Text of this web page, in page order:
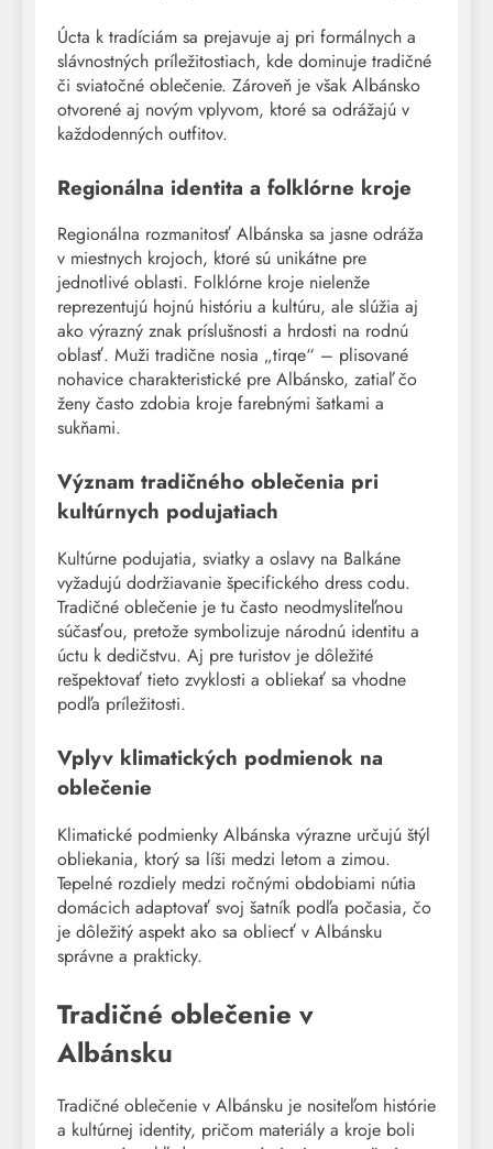
Úcta k tradíciám sa prejavuje aj pri formálnych a
slávnostných príležitostiach, kde dominuje tradičné
či sviatočné oblečenie. Zároveň je však Albánsko
otvorené aj novým vplyvom, ktoré sa odrážajú v
každodenných outfitov.
Regionálna identita a folklórne kroje
Regionálna rozmanitosť Albánska sa jasne odráža
v miestnych krojoch, ktoré sú unikátne pre
jednotlivé oblasti. Folklórne kroje nielenže
reprezentujú hojnú históriu a kultúru, ale slúžia aj
ako výrazný znak príslušnosti a hrdosti na rodnú
oblasť. Muži tradične nosia „tirqe“ – plisované
nohavice charakteristické pre Albánsko, zatiaľ čo
ženy často zdobia kroje farebnými šatkami a
sukňami.
Význam tradičného oblečenia pri
kultúrnych podujatiach
Kultúrne podujatia, sviatky a oslavy na Balkáne
vyžadujú dodržiavanie špecifického dress codu.
Tradičné oblečenie je tu často neodmysliteľnou
súčasťou, pretože symbolizuje národnú identitu a
úctu k dedičstvu. Aj pre turistov je dôležité
rešpektovať tieto zvyklosti a obliekať sa vhodne
podľa príležitosti.
Vplyv klimatických podmienok na
oblečenie
Klimatické podmienky Albánska výrazne určujú štýl
obliekania, ktorý sa líši medzi letom a zimou.
Tepelné rozdiely medzi ročnými obdobiami nútia
domácich adaptovať svoj šatník podľa počasia, čo
je dôležitý aspekt ako sa obliecť v Albánsku
správne a prakticky.
Tradičné oblečenie v
Albánsku
Tradičné oblečenie v Albánsku je nositeľom histórie
a kultúrnej identity, pričom materiály a kroje boli